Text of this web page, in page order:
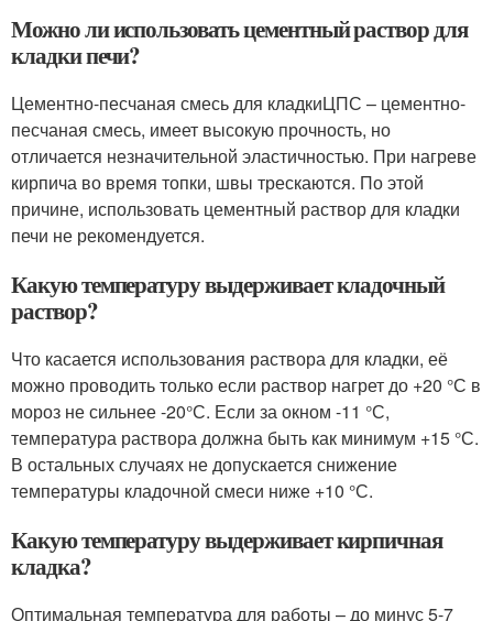
Можно ли использовать цементный раствор для
кладки печи?
Цементно-песчаная смесь для кладкиЦПС – цементно-
песчаная смесь, имеет высокую прочность, но
отличается незначительной эластичностью. При нагреве
кирпича во время топки, швы трескаются. По этой
причине, использовать цементный раствор для кладки
печи не рекомендуется.
Какую температуру выдерживает кладочный
раствор?
Что касается использования раствора для кладки, её
можно проводить только если раствор нагрет до +20 °С в
мороз не сильнее -20°С. Если за окном -11 °С,
температура раствора должна быть как минимум +15 °С.
В остальных случаях не допускается снижение
температуры кладочной смеси ниже +10 °С.
Какую температуру выдерживает кирпичная
кладка?
Оптимальная температура для работы – до минус 5-7